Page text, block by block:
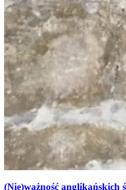
(Nie)ważność anglikańskich